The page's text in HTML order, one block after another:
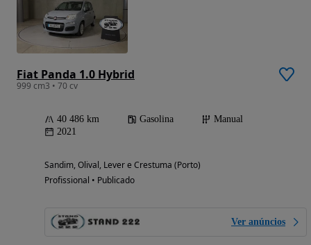
Fiat Panda 1.0 Hybrid
999 cm3 • 70 cv
40 486 km Gasolina
Manual
2021
Sandim, Olival, Lever e Crestuma (Porto)
Profissional • Publicado
Ver anúncios